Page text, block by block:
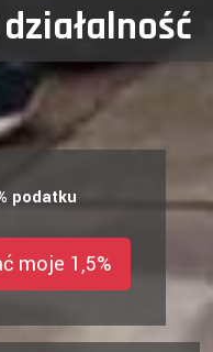
podatku
moje 1,5%